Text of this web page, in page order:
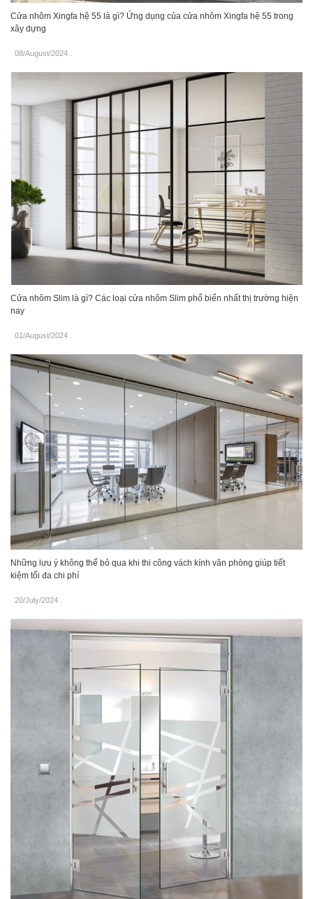
Cửa nhôm Xingfa hệ 55 là gì? Ứng dụng của cửa nhôm Xingfa hệ 55 trong
xây dựng
08/August/2024
Cửa nhôm Slim là gì? Các loại cửa nhôm Slim phổ biến nhất thị trường hiện
nay
01/August/2024
Những lưu ý không thể bỏ qua khi thi công vách kính văn phòng giúp tiết
kiệm tối đa chi phí
20/July/2024